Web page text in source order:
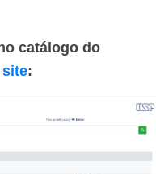
catálogo do
site: